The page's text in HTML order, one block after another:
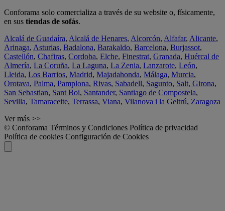
Conforama solo comercializa a través de su website o, físicamente,
en sus tiendas de sofás.
Alcalá de Guadaíra, Alcalá de Henares, Alcorcón, Alfafar, Alicante,
Arinaga, Asturias, Badalona, Barakaldo, Barcelona, Burjassot,
Castellón, Chafiras, Cordoba, Elche, Finestrat, Granada, Huércal de
Almería, La Coruña, La Laguna, La Zenia, Lanzarote, León,
Lleida, Los Barrios, Madrid, Majadahonda, Málaga, Murcia,
Orotava, Palma, Pamplona, Rivas, Sabadell, Sagunto, Salt, Girona,
San Sebastian, Sant Boi, Santander, Santiago de Compostela,
Sevilla, Tamaraceite, Terrassa, Viana, Vilanova i la Geltrú, Zaragoza
Ver más >>
© Conforama Términos y Condiciones Política de privacidad
Política de cookies Configuración de Cookies